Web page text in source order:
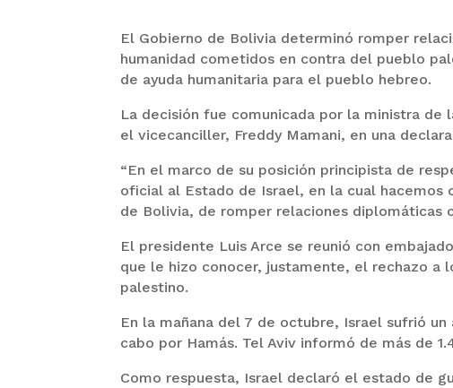
El Gobierno de Bolivia determinó romper
humanidad cometidos en contra del pueblo
de ayuda humanitaria para el pueblo hebreo.
La decisión fue comunicada por la ministra de
el vicecanciller, Freddy Mamani, en una
“En el marco de su posición principista de
oficial al Estado de Israel, en la cual hacemos
de Bolivia, de romper relaciones diplomáticas
El presidente Luis Arce se reunió con
que le hizo conocer, justamente, el rechazo a
palestino.
En la mañana del 7 de octubre, Israel sufrió
cabo por Hamás. Tel Aviv informó de más de
Como respuesta, Israel declaró el estado de